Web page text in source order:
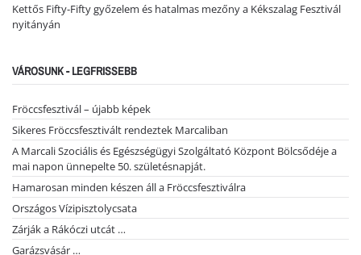
Kettős Fifty-Fifty győzelem és hatalmas mezőny a Kékszalag Fesztivál
nyitányán
VÁROSUNK - LEGFRISSEBB
Fröccsfesztivál – újabb képek
Sikeres Fröccsfesztivált rendeztek Marcaliban
A Marcali Szociális és Egészségügyi Szolgáltató Központ Bölcsődéje a
mai napon ünnepelte 50. születésnapját.
Hamarosan minden készen áll a Fröccsfesztiválra
Országos Vízipisztolycsata
Zárják a Rákóczi utcát …
Garázsvásár …